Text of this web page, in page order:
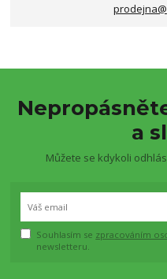
a
Můžete se kdykoli
Souhlasím se zpracováním
newsletteru.